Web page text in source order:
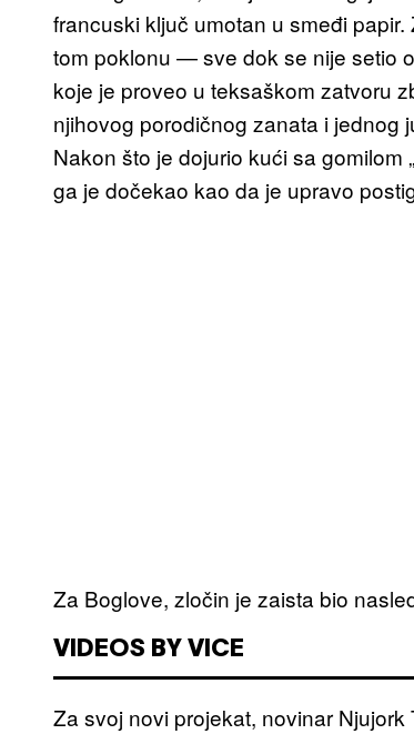
francuski ključ umotan u smeđi
tom poklonu — sve dok se nije setio
koje je proveo u teksaškom zatvoru
njihovog porodičnog zanata i jednog
Nakon što je dojurio kući sa
ga je dočekao kao da je upravo
Za Boglove, zločin je zaista bio
VIDEOS BY VICE
Za svoj novi projekat, novinar